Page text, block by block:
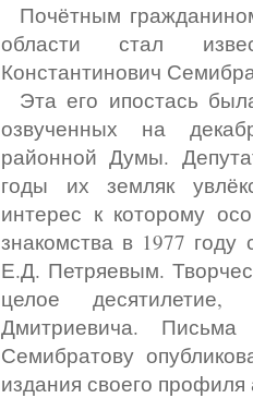
Почётным гражданином Малмыжского района Кировской
области стал
Константинович
Эта его ипостась была отмечена и в сведениях о нём,
озвученных на
районной Думы.
годы их земляк
интерес к которому
знакомства в 1977
Е.Д. Петряевым.
целое
Дмитриевича. Письма
Семибратову
издания своего